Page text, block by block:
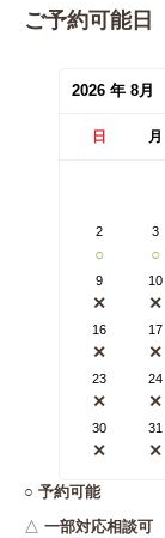
ご予約可能日
2026 年 8月
日 月
2
○
3
○
9
✕
10
✕
16
✕
17
✕
23
✕
24
✕
30
✕
31
✕
○ 予約可能
△ 一部対応相談可